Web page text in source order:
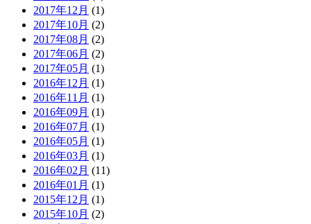
2017年12月 (1)
2017年10月 (2)
2017年08月 (2)
2017年06月 (2)
2017年05月 (1)
2016年12月 (1)
2016年11月 (1)
2016年09月 (1)
2016年07月 (1)
2016年05月 (1)
2016年03月 (1)
2016年02月 (11)
2016年01月 (1)
2015年12月 (1)
2015年10月 (2)